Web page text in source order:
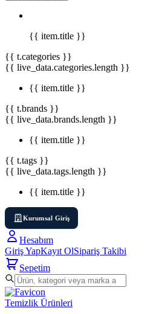
{{ item.title }}
{{ t.categories }}
{{ live_data.categories.length }}
{{ item.title }}
{{ t.brands }}
{{ live_data.brands.length }}
{{ item.title }}
{{ t.tags }}
{{ live_data.tags.length }}
{{ item.title }}
Kurumsal Giriş
Hesabım
Giriş YapKayıt OlSipariş Takibi
Sepetim
Temizlik Ürünleri